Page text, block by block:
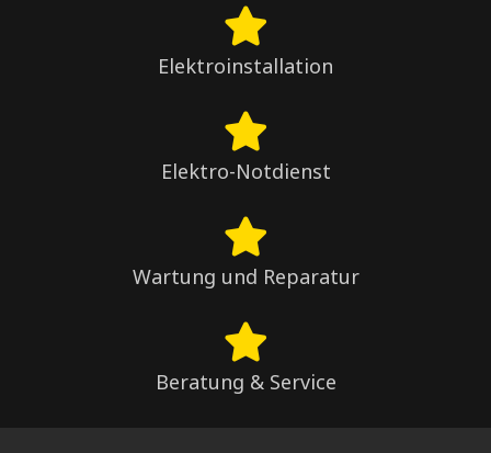
Elektroinstallation
Elektro-Notdienst
Wartung und Reparatur
Beratung & Service